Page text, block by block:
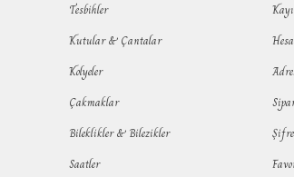
Tesbihler
Kutular & Çantalar
Kolyeler
Çakmaklar
Bileklikler & Bilezikler
Saatler